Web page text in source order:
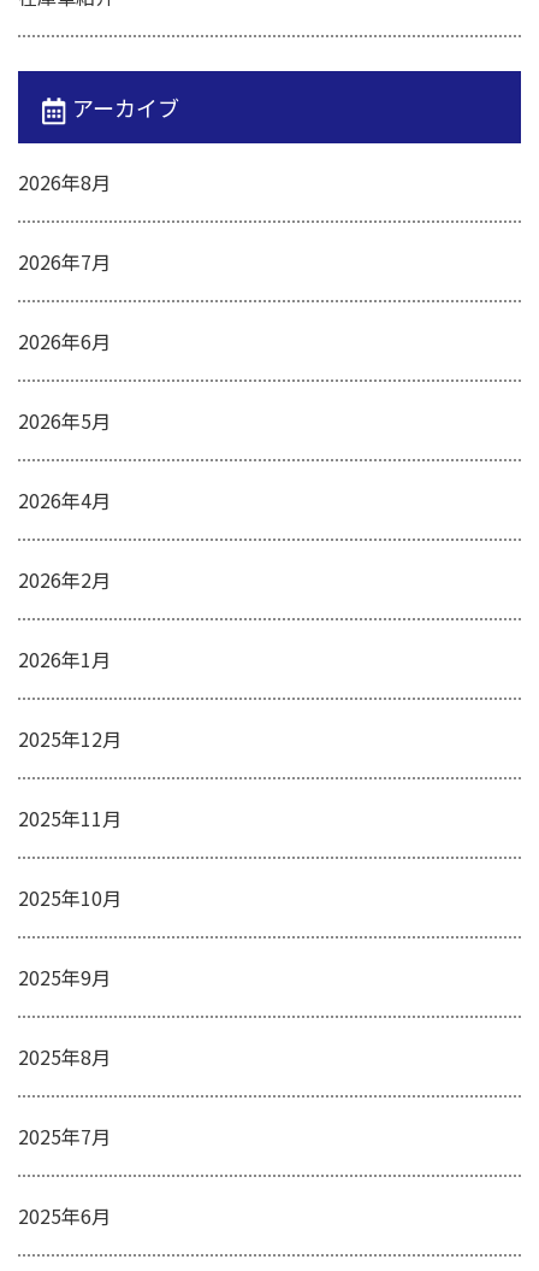
アーカイブ
2026年8月
2026年7月
2026年6月
2026年5月
2026年4月
2026年2月
2026年1月
2025年12月
2025年11月
2025年10月
2025年9月
2025年8月
2025年7月
2025年6月